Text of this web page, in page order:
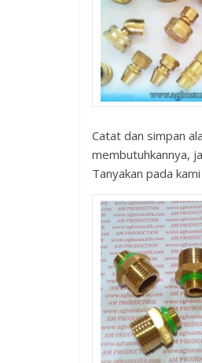
Catat dan simpan
membutuhkannya,
Tanyakan pada